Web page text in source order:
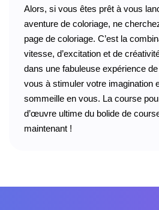
Alors, si vous êtes prêt à vous
aventure de coloriage, ne
page de coloriage. C’est la
vitesse, d’excitation et de
dans une fabuleuse expérience
vous à stimuler votre imagination
sommeille en vous. La course
d’œuvre ultime du bolide de
maintenant !